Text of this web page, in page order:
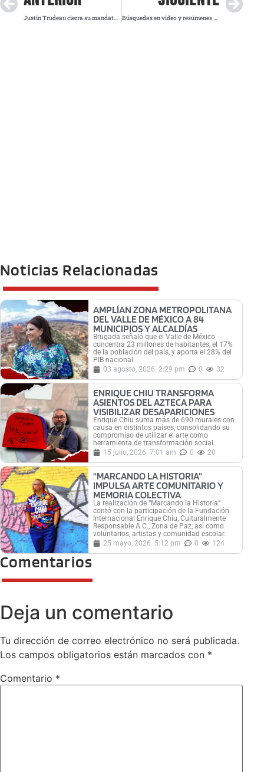
Justin Trudeau cierra su mandato entre mensaje emotivos y protestas en Ottawa Búsquedas en video y resúmenes hiperpersonalizados: el futuro de Gemini según Google
Noticias Relacionadas
AMPLÍAN ZONA METROPOLITANA
DEL VALLE DE MÉXICO A 84
MUNICIPIOS Y ALCALDÍAS
Brugada señaló que el Valle de México
concentra 23 millones de habitantes, el 17%
de la población del país, y aporta el 28% del
PIB nacional.
03 agosto, 2026 2:29 pm 0 32
ENRIQUE CHIU TRANSFORMA
ASIENTOS DEL AZTECA PARA
VISIBILIZAR DESAPARICIONES
Enrique Chiu suma más de 690 murales con
causa en distintos países, consolidando su
compromiso de utilizar el arte como
herramienta de transformación social.
15 julio, 2026 7:01 am 0 20
“MARCANDO LA HISTORIA”
IMPULSA ARTE COMUNITARIO Y
MEMORIA COLECTIVA
La realización de “Marcando la Historia”
contó con la participación de la Fundación
Internacional Enrique Chiu, Culturalmente
Responsable A.C., Zona de Paz, así como
voluntarios, artistas y comunidad escolar.
25 mayo, 2026 5:12 pm 0 124
Comentarios
Deja un comentario
Tu dirección de correo electrónico no será publicada.
Los campos obligatorios están marcados con *
Comentario *